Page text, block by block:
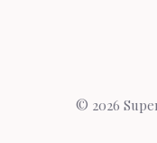
© 2026